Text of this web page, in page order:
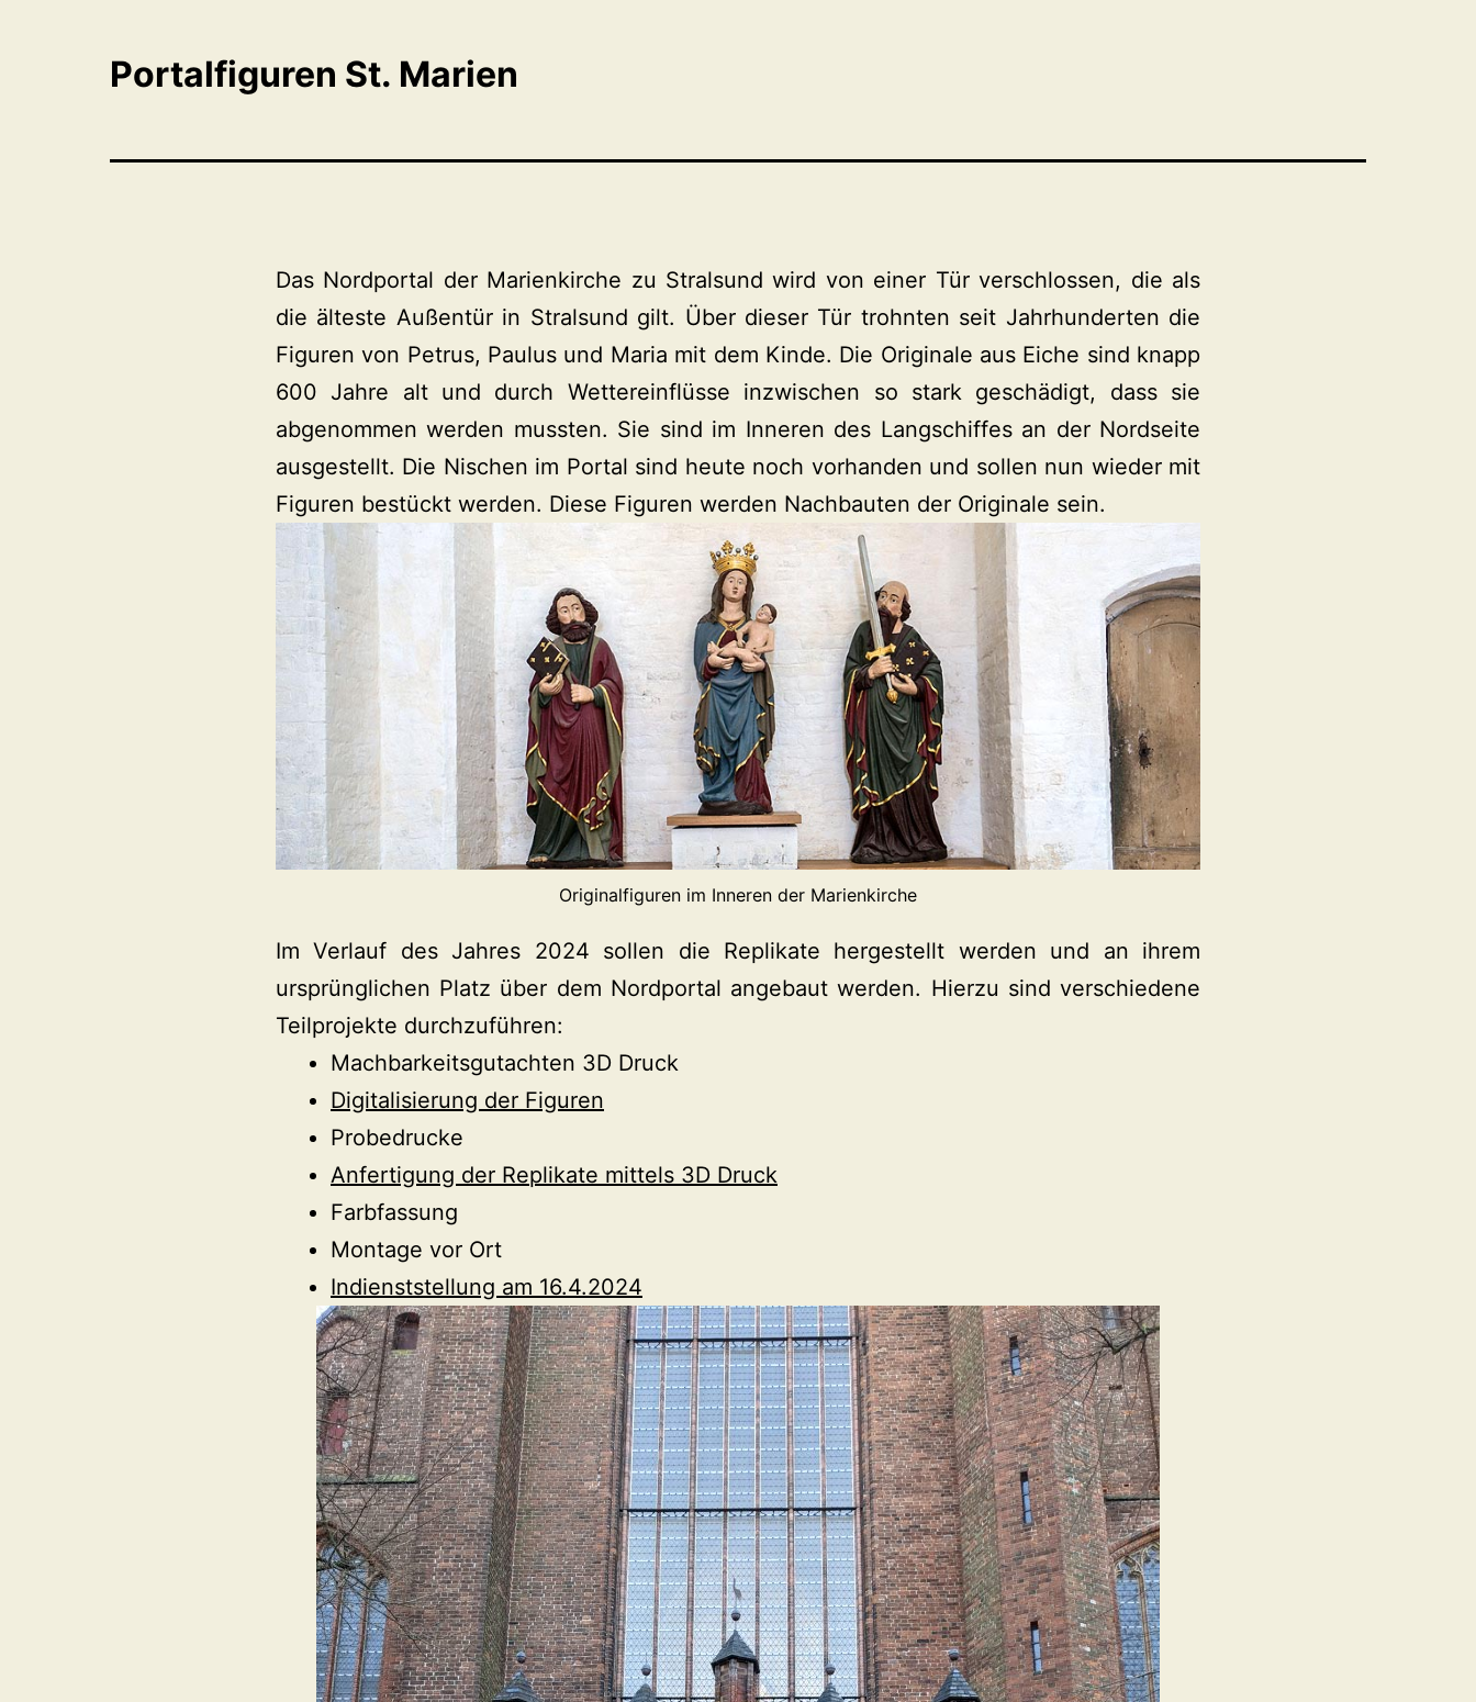
Portalfiguren St. Marien
Das Nordportal der Marienkirche zu Stralsund wird von einer Tür verschlossen, die als
die älteste Außentür in Stralsund gilt. Über dieser Tür trohnten seit Jahrhunderten die
Figuren von Petrus, Paulus und Maria mit dem Kinde. Die Originale aus Eiche sind knapp
600 Jahre alt und durch Wettereinflüsse inzwischen so stark geschädigt, dass sie
abgenommen werden mussten. Sie sind im Inneren des Langschiffes an der Nordseite
ausgestellt. Die Nischen im Portal sind heute noch vorhanden und sollen nun wieder mit
Figuren bestückt werden. Diese Figuren werden Nachbauten der Originale sein.
Originalfiguren im Inneren der Marienkirche
Im Verlauf des Jahres 2024 sollen die Replikate hergestellt werden und an ihrem
ursprünglichen Platz über dem Nordportal angebaut werden. Hierzu sind verschiedene
Teilprojekte durchzuführen:
Machbarkeitsgutachten 3D Druck
Digitalisierung der Figuren
Probedrucke
Anfertigung der Replikate mittels 3D Druck
Farbfassung
Montage vor Ort
Indienststellung am 16.4.2024